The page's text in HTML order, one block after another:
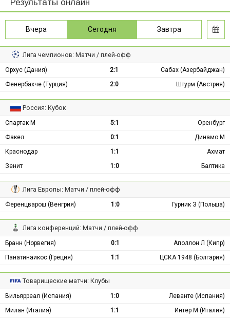
Результаты онлайн
Вчера Сегодня Завтра
Лига чемпионов: Матчи / плей-офф
Орхус (Дания) 2:1
Сабах (Азербайджан)
Фенербахче (Турция)
2:0 Штурм (Австрия)
Россия: Кубок
Спартак М 5:1
Оренбург
Факел
0:1
Динамо М
Краснодар
1:1
Ахмат
Зенит
1:0 Балтика
Лига Европы: Матчи / плей-офф
Ференцварош (Венгрия) 1:0 Гурник З (Польша)
Лига конференций: Матчи / плей-офф
Бранн (Норвегия) 0:1
Аполлон Л (Кипр)
Панатинаикос (Греция)
1:1 ЦСКА 1948 (Болгария)
Товарищеские матчи: Клубы
Вильярреал (Испания) 1:0
Леванте (Испания)
Милан (Италия)
1:1
Интер М (Италия)